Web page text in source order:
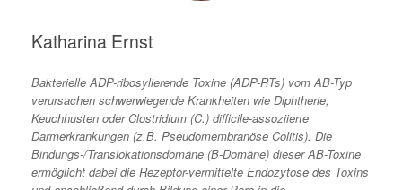
Katharina Ernst
Bakterielle ADP-ribosylierende Toxine (ADP-RTs) vom AB-Typ
verursachen schwerwiegende Krankheiten wie Diphtherie,
Keuchhusten oder Clostridium (C.) difficile-assoziierte
Darmerkrankungen (z.B. Pseudomembranöse Colitis). Die
Bindungs-/Translokationsdomäne (B-Domäne) dieser AB-Toxine
ermöglicht dabei die Rezeptor-vermittelte Endozytose des Toxins